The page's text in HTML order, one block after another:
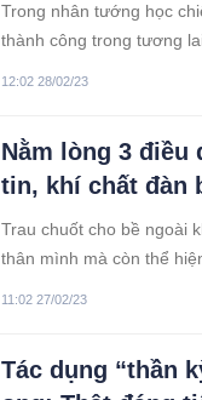
Trong nhân tướng học
thành công trong tương
12:02 28/02/23
Nằm lòng 3
tin, khí chất đàn
Trau chuốt cho bề ngoài
thân mình mà còn thể
11:02 27/02/23
Tác dụng “thần